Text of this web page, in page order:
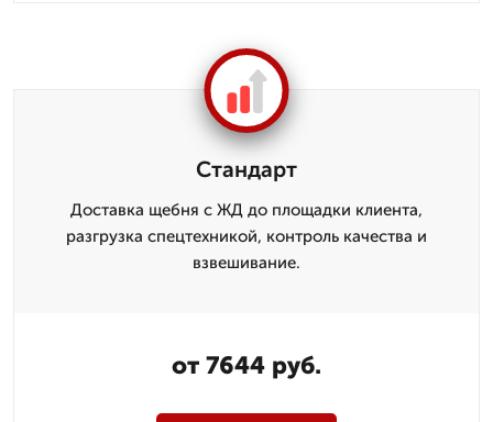
Стандарт
Доставка щебня с ЖД до площадки клиента,
разгрузка спецтехникой, контроль качества и
взвешивание.
от 7644 руб.